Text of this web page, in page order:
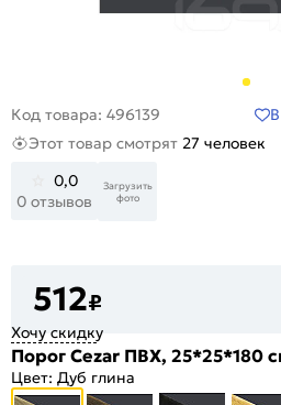
Код товара: 496139
Этот товар смотрят 27 человек
0,0
0 отзывов
Загрузить
фото
512₽
Хочу скидку
Порог Cezar ПВХ, 25*25*180
Цвет: Дуб глина